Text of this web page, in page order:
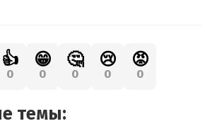
👍
0
😁
0
🤔
0
😢
0
😡
0
темы: